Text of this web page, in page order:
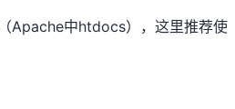
Apache中htdocs），这里推荐使